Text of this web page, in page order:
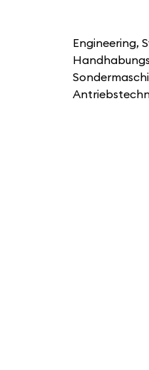
Engineering,